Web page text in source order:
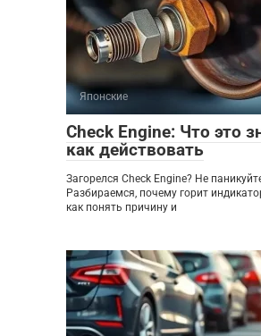
Японские
Check Engine: Что это
как действовать
Загорелся Check Engine? Не
Разбираемся, почему горит
как понять причину и